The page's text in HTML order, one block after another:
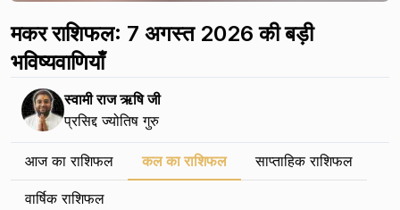
मकर राशिफल: 7 अगस्त 2026 की बड़ी
भविष्यवाणियाँ
स्वामी राज ऋषि जी
प्रसिद्द ज्योतिष गुरु
आज का राशिफल कल का राशिफल साप्ताहिक राशिफल
वार्षिक राशिफल